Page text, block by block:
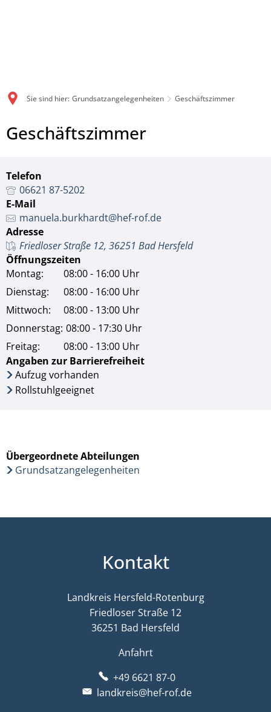
Sie sind hier: Grundsatzangelegenheiten Geschäftszimmer
Geschäftszimmer
Telefon
06621 87-5202
E-Mail
manuela.burkhardt@hef-rof.de
Adresse
Friedloser Straße 12, 36251 Bad Hersfeld
Öffnungszeiten
Montag:
08:00 - 16:00 Uhr
Dienstag:
08:00 - 16:00 Uhr
Mittwoch:
08:00 - 13:00 Uhr
Donnerstag: 08:00 - 17:30 Uhr
Freitag:
08:00 - 13:00 Uhr
Angaben zur Barrierefreiheit
Aufzug vorhanden
Rollstuhlgeeignet
Übergeordnete Abteilungen
Grundsatzangelegenheiten
Kontakt
Landkreis Hersfeld-Rotenburg
Friedloser Straße 12
36251 Bad Hersfeld
Anfahrt
+49 6621 87-0
landkreis@hef-rof.de